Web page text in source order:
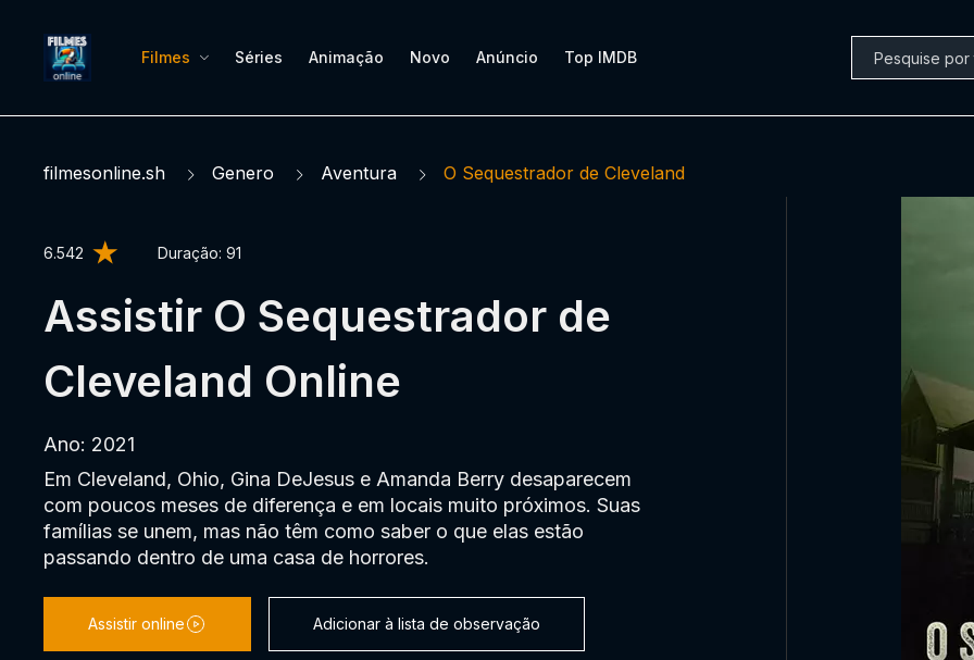
Filmes Séries Animação Novo Anúncio Top IMDB
filmesonline.sh Genero Aventura O Sequestrador de Cleveland
6.542 Duração: 91
Assistir O Sequestrador de
Cleveland Online
Ano: 2021
Em Cleveland, Ohio, Gina DeJesus e Amanda Berry desaparecem
com poucos meses de diferença e em locais muito próximos. Suas
famílias se unem, mas não têm como saber o que elas estão
passando dentro de uma casa de horrores.
Assistir online Adicionar à lista de observação